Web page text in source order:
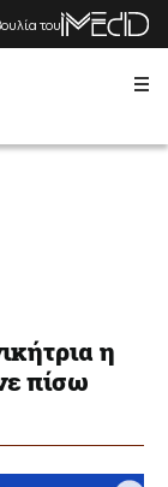
του
η
πίσω